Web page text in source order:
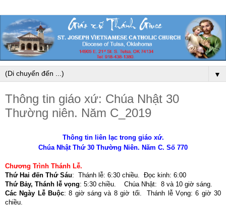
▼
Thông tin giáo xứ: Chúa Nhật 30
Thường niên. Năm C_2019
Thông tin liên lạc trong giáo xứ.
Chúa Nhật Thứ 30 Thường Niên. Năm C. Số 770
Chương Trình Thánh Lễ.
Thứ Hai đến Thứ Sáu: Thánh lễ: 6:30 chiều. Đọc kinh: 6:00
Thứ Bảy, Thánh lễ vọng: 5:30 chiều. Chúa Nhật: 8 và 10 giờ sáng.
Các Ngày Lễ Buộc: 8 giờ sáng và 8 giờ tối. Thánh lễ Vọng: 6 giờ 30
chiều.